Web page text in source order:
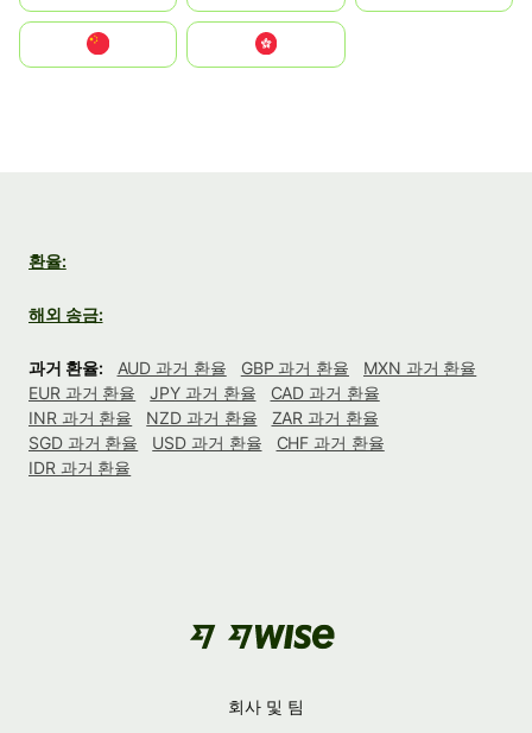
中國香港特別行政區
환율:
해외 송금:
과거 환율: AUD 과거 환율 GBP 과거 환율
MXN 과거 환율
EUR 과거 환율
JPY 과거 환율
CAD 과거 환율
INR 과거 환율
NZD 과거 환율
ZAR 과거 환율
SGD 과거 환율
USD 과거 환율
CHF 과거 환율
IDR 과거 환율
회사 및 팀